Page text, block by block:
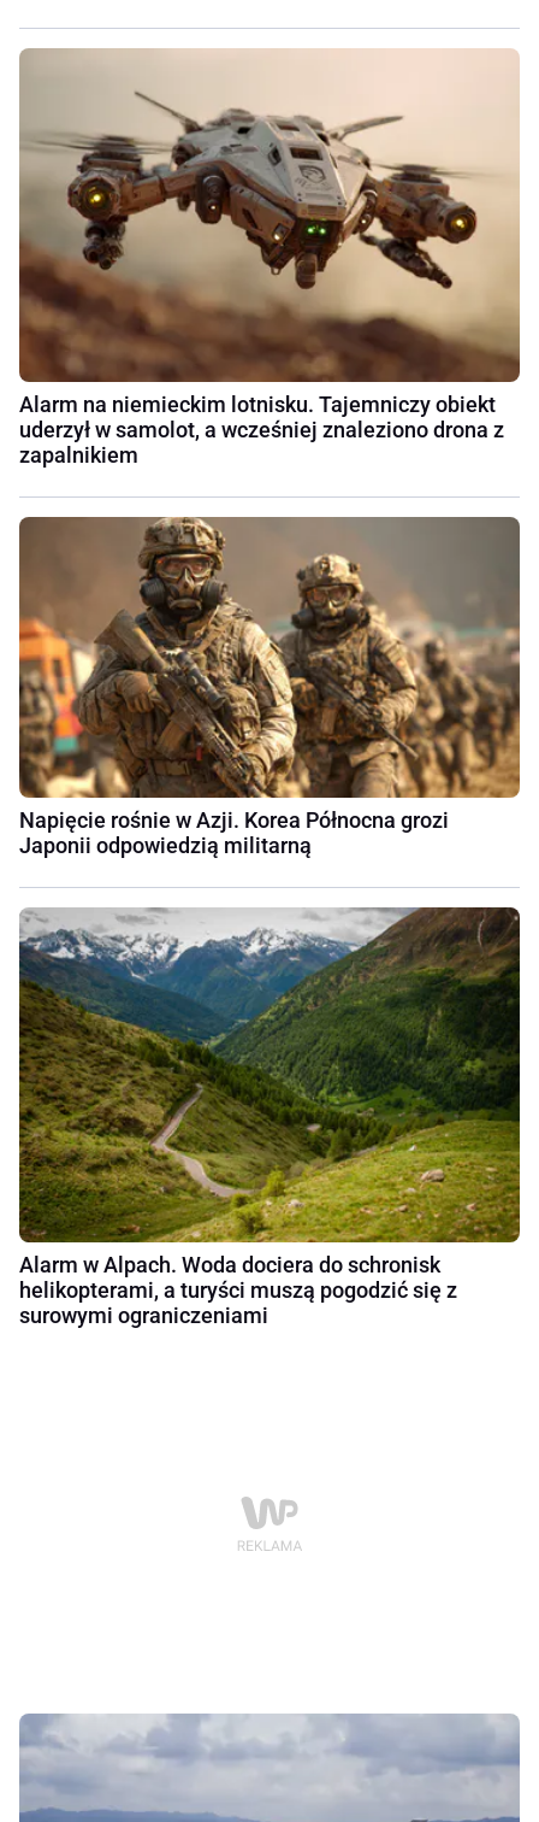
Alarm na niemieckim lotnisku. Tajemniczy obiekt
uderzył w samolot, a wcześniej znaleziono drona z
zapalnikiem
Napięcie rośnie w Azji. Korea Północna grozi
Japonii odpowiedzią militarną
Alarm w Alpach. Woda dociera do schronisk
helikopterami, a turyści muszą pogodzić się z
surowymi ograniczeniami